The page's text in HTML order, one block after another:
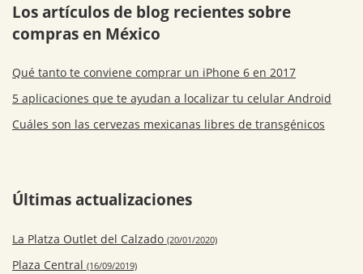
Los artículos de blog recientes sobre
compras en México
Qué tanto te conviene comprar un iPhone 6 en 2017
5 aplicaciones que te ayudan a localizar tu celular Android
Cuáles son las cervezas mexicanas libres de transgénicos
Últimas actualizaciones
La Platza Outlet del Calzado (20/01/2020)
Plaza Central (16/09/2019)